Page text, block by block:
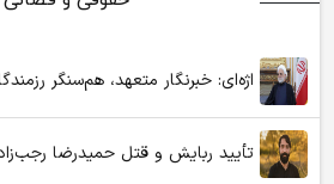
اژه‌ای: خبرنگار متعهد، هم‌سنگر
تأیید ربایش و قتل حمیدرضا